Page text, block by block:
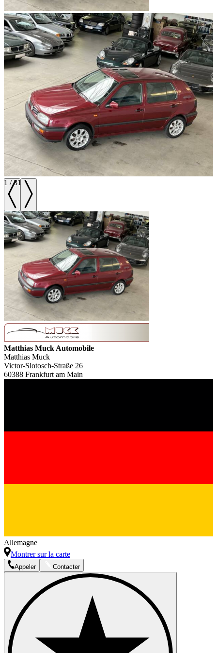
1 /31
Matthias Muck Automobile
Matthias Muck
Victor-Slotosch-Straße 26
60388 Frankfurt am Main
Allemagne
Montrer sur la carte
Appeler Contacter